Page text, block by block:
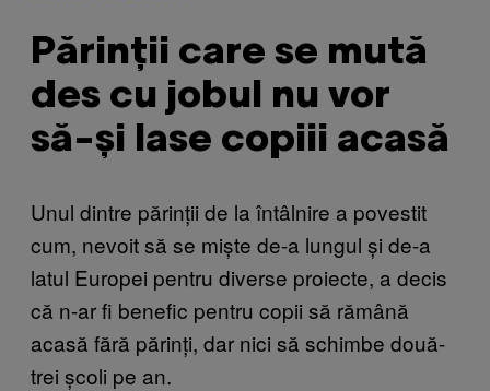
Părinții care se mută
des cu jobul nu vor
să-și lase copiii acasă
Unul dintre părinții de la întâlnire a povestit
cum, nevoit să se miște de-a lungul și de-a
latul Europei pentru diverse proiecte, a decis
că n-ar fi benefic pentru copii să rămână
acasă fără părinți, dar nici să schimbe două-
trei școli pe an.